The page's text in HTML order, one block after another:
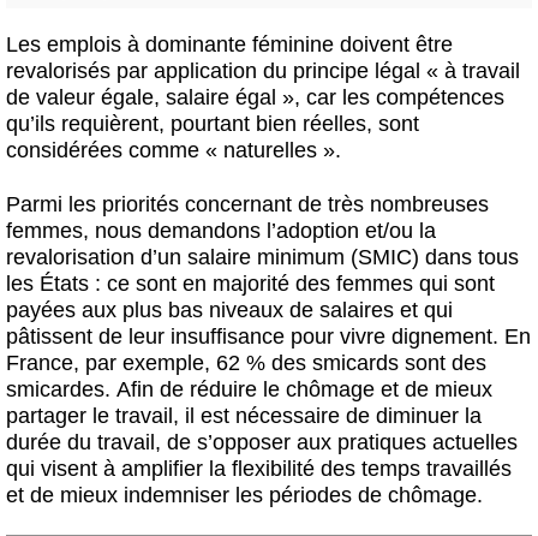
Les emplois à dominante féminine doivent être
revalorisés par application du principe légal « à travail
de valeur égale, salaire égal », car les compétences
qu’ils requièrent, pourtant bien réelles, sont
considérées comme « naturelles ».
Parmi les priorités concernant de très nombreuses
femmes, nous demandons l’adoption et/ou la
revalorisation d’un salaire minimum (SMIC) dans tous
les États : ce sont en majorité des femmes qui sont
payées aux plus bas niveaux de salaires et qui
pâtissent de leur insuffisance pour vivre dignement. En
France, par exemple, 62 % des smicards sont des
smicardes. Afin de réduire le chômage et de mieux
partager le travail, il est nécessaire de diminuer la
durée du travail, de s’opposer aux pratiques actuelles
qui visent à amplifier la flexibilité des temps travaillés
et de mieux indemniser les périodes de chômage.